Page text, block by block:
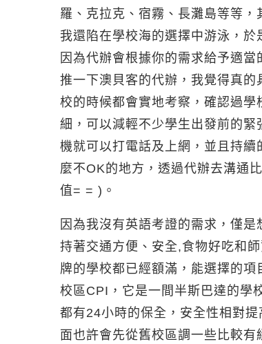
羅、克拉克、宿霧、長灘島等等
我還陷在學校海的選擇中游泳，於
因為代辦會根據你的需求給予適
推一下澳貝客的代辦，我覺得真
校的時候都會實地考察，確認過
細，可以減輕不少學生出發前的
機就可以打電話及上網，並且持
麼不OK的地方，透過代辦去溝通
值= = )。
因為我沒有英語考證的需求，僅
持著交通方便、安全,食物好吃和
牌的學校都已經額滿，能選擇的
校區CPI，它是一間半斯巴達的學
都有24小時的保全，安全性相對
面也許會先從舊校區調一些比較